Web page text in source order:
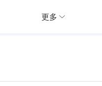
更多